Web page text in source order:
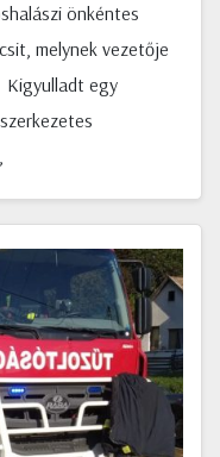
önkéntes
melynek vezetője
Kigyulladt egy